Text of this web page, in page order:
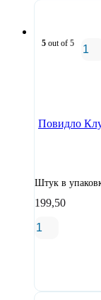
5 out of 5
Повидло
Штук в
199,50